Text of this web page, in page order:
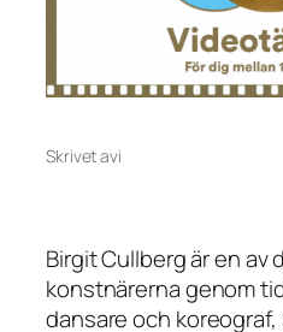
Skrivet avi
Birgit Cullberg är en av
konstnärerna genom
dansare och